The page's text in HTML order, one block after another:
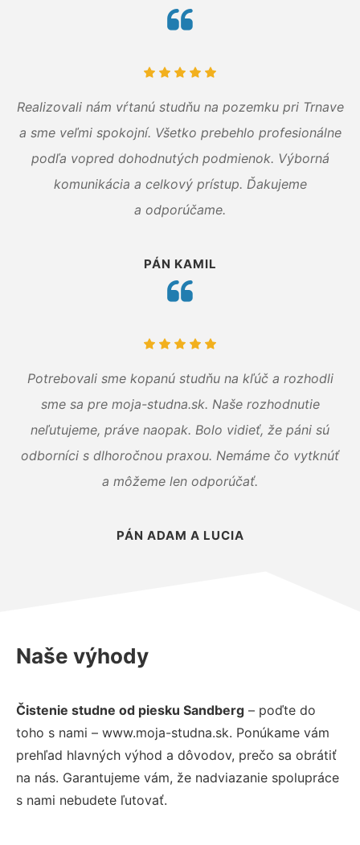
Realizovali nám vŕtanú studňu na pozemku pri Trnave
a sme veľmi spokojní. Všetko prebehlo profesionálne
podľa vopred dohodnutých podmienok. Výborná
komunikácia a celkový prístup. Ďakujeme
a odporúčame.
PÁN KAMIL
Potrebovali sme kopanú studňu na kľúč a rozhodli
sme sa pre moja-studna.sk. Naše rozhodnutie
neľutujeme, práve naopak. Bolo vidieť, že páni sú
odborníci s dlhoročnou praxou. Nemáme čo vytknúť
a môžeme len odporúčať.
PÁN ADAM A LUCIA
Naše výhody
Čistenie studne od piesku Sandberg – poďte do
toho s nami – www.moja-studna.sk. Ponúkame vám
prehľad hlavných výhod a dôvodov, prečo sa obrátiť
na nás. Garantujeme vám, že nadviazanie spolupráce
s nami nebudete ľutovať.